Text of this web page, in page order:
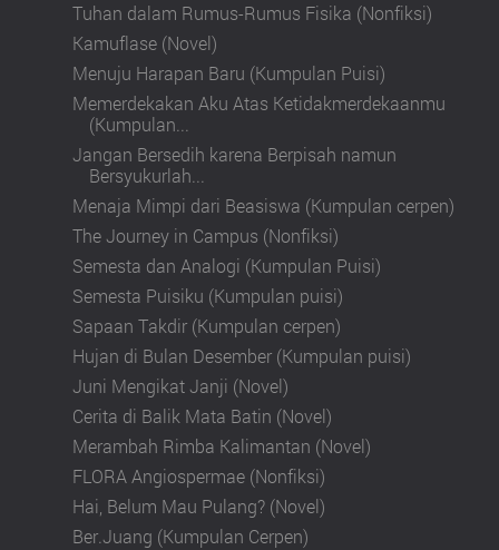
Tuhan dalam Rumus-Rumus Fisika (Nonfiksi)
Kamuflase (Novel)
Menuju Harapan Baru (Kumpulan Puisi)
Memerdekakan Aku Atas Ketidakmerdekaanmu
(Kumpulan...
Jangan Bersedih karena Berpisah namun
Bersyukurlah...
Menaja Mimpi dari Beasiswa (Kumpulan cerpen)
The Journey in Campus (Nonfiksi)
Semesta dan Analogi (Kumpulan Puisi)
Semesta Puisiku (Kumpulan puisi)
Sapaan Takdir (Kumpulan cerpen)
Hujan di Bulan Desember (Kumpulan puisi)
Juni Mengikat Janji (Novel)
Cerita di Balik Mata Batin (Novel)
Merambah Rimba Kalimantan (Novel)
FLORA Angiospermae (Nonfiksi)
Hai, Belum Mau Pulang? (Novel)
Ber.Juang (Kumpulan Cerpen)